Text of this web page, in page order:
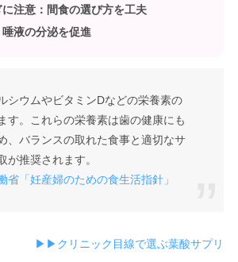
注意：間食の選び方を工夫
唾液の分泌を促進
シウムやビタミンDなどの栄養素の
す。これらの栄養素は歯の健康にも
、バランスの取れた食事と適切なサ
が推奨されます。
省「妊産婦のための食生活指針」
▶▶クリニック目線で選ぶ葉酸サプリ